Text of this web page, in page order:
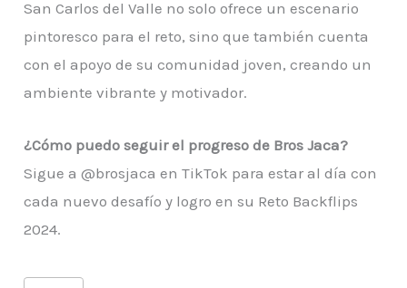
San Carlos del Valle no solo ofrece un escenario
pintoresco para el reto, sino que también cuenta
con el apoyo de su comunidad joven, creando un
ambiente vibrante y motivador.
¿Cómo puedo seguir el progreso de Bros Jaca?
Sigue a @brosjaca en TikTok para estar al día con
cada nuevo desafío y logro en su Reto Backflips
2024.